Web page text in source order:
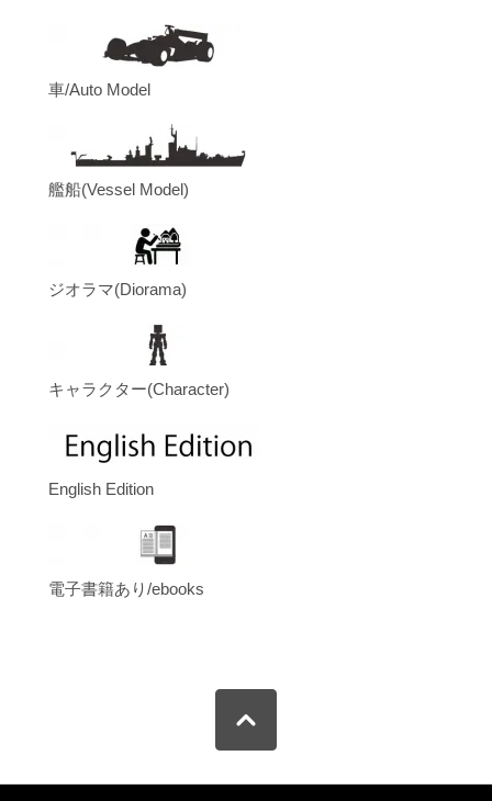
車/Auto Model
艦船(Vessel Model)
ジオラマ(Diorama)
キャラクター(Character)
English Edition
電子書籍あり/ebooks